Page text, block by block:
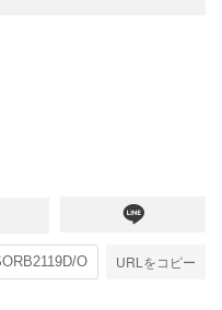
URLをコピー